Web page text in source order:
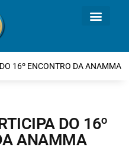
16º ENCONTRO DA ANAMMA
DO 16º
ANAMMA